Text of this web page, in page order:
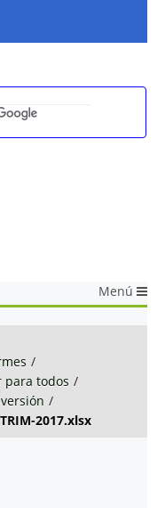
Menú
/
para todos /
/
2017.xlsx